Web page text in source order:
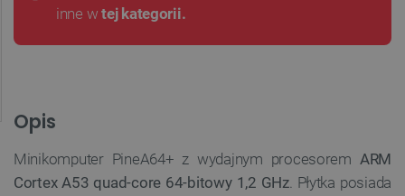
inne w tej kategorii.
Opis
Minikomputer PineA64+ z wydajnym procesorem ARM
Cortex A53 quad-core 64-bitowy 1,2 GHz. Płytka posiada